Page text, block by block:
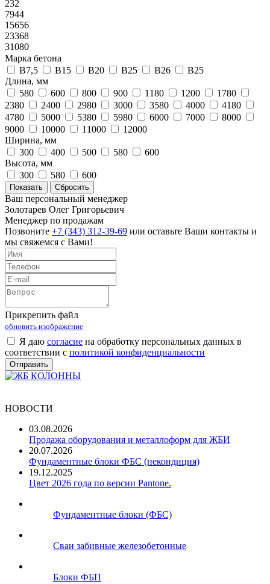
232
7944
15656
23368
31080
Марка бетона
B7,5
B15 B20 B25 B26
В25
Длина, мм
580
600 800 900 1180 1200
1780
2380
2400 2980 3000 3580 4000
4180
4780
5000 5380 5980 6000 7000
8000
9000
10000 11000
12000
Ширина, мм
300
400 500 580
600
Высота, мм
300
580 600
Ваш персональный менеджер
Золотарев Олег Григорьевич
Менеджер по продажам
Позвоните +7 (343) 312-39-69 или оставьте Ваши контакты и
мы свяжемся с Вами!
Прикрепить файл
обновить изображение
Я даю согласие на обработку персональных данных в
соответствии с политикой конфиденциальности
НОВОСТИ
03.08.2026
Продажа оборудования и металлоформ для ЖБИ
20.07.2026
Фундаментные блоки ФБС (некондиция)
19.12.2025
Цвет 2026 года по версии Pantone.
Фундаментные блоки (ФБС)
Сваи забивные железобетонные
Блоки ФБП